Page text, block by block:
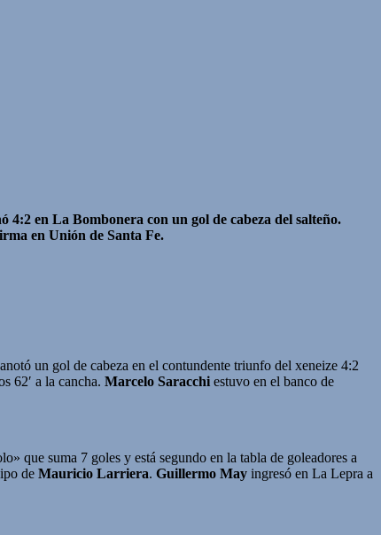
4:2 en La Bombonera con un gol de cabeza del salteño.
en Unión de Santa Fe.
un gol de cabeza en el contundente triunfo del xeneize 4:2
62′ a la cancha. Marcelo Saracchi estuvo en el banco de
que suma 7 goles y está segundo en la tabla de goleadores a
de Mauricio Larriera. Guillermo May ingresó en La Lepra a